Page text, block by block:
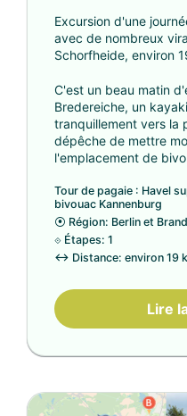
Excursion d'une
avec de nombreux
Schorfheide, environ
C'est un beau matin
Bredereiche, un
tranquillement vers la
dépêche de mettre
l'emplacement de
Tour de pagaie : Havel
bivouac Kannenburg
⦿ Région: Berlin et
⟐ Étapes: 1
↔ Distance: environ 19
Lire